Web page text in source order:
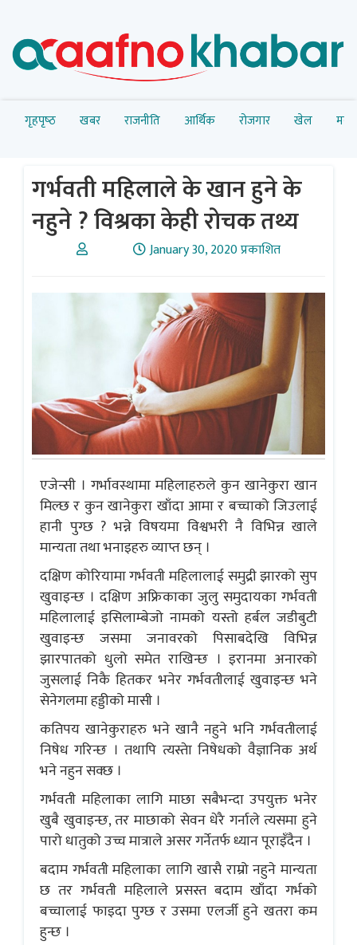
गृहपृष्‍ठ खबर राजनीति आर्थिक रोजगार खेल
गर्भवती महिलाले के खान हुने के
नहुने ? विश्रका केही राेचक तथ्य
January 30, 2020 प्रकाशित
एजेन्सी । गर्भावस्थामा महिलाहरुले कुन खानेकुरा खान
मिल्छ र कुन खानेकुरा खाँदा आमा र बच्चाको जिउलाई
हानी पुग्छ ? भन्ने विषयमा विश्वभरी नै विभिन्न खाले
मान्यता तथा भनाइहरु व्याप्त छन् ।
दक्षिण कोरियामा गर्भवती महिलालाई समुद्री झारको सुप
खुवाइन्छ । दक्षिण अफ्रिकाका जुलु समुदायका गर्भवती
महिलालाई इसिलाम्बेजो नामको यस्तो हर्बल जडीबुटी
खुवाइन्छ जसमा जनावरको पिसाबदेखि विभिन्न
झारपातको धुलो समेत राखिन्छ । इरानमा अनारको
जुसलाई निकै हितकर भनेर गर्भवतीलाई खुवाइन्छ भने
सेनेगलमा हड्डीको मासी ।
कतिपय खानेकुराहरु भने खानै नहुने भनि गर्भवतीलाई
निषेध गरिन्छ । तथापि त्यस्तेा निषेधको वैज्ञानिक अर्थ
भने नहुन सक्छ ।
गर्भवती महिलाका लागि माछा सबैभन्दा उपयुक्त भनेर
खुबै खुवाइन्छ, तर माछाको सेवन धेरै गर्नाले त्यसमा हुने
पारो धातुको उच्च मात्राले असर गर्नेतर्फ ध्यान पूराइँदैन ।
बदाम गर्भवती महिलाका लागि खासै राम्रो नहुने मान्यता
छ तर गर्भवती महिलाले प्रसस्त बदाम खाँदा गर्भको
बच्चालाई फाइदा पुग्छ र उसमा एलर्जी हुने खतरा कम
हुन्छ ।